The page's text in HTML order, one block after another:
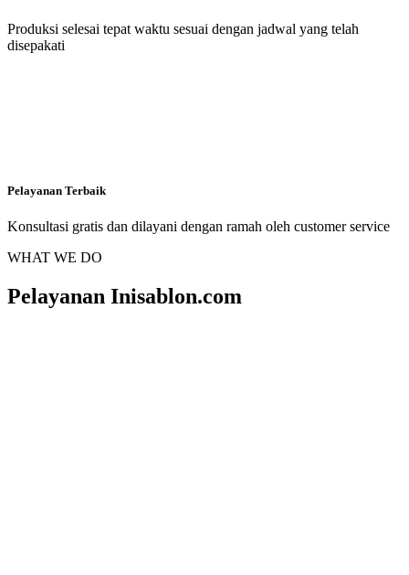
Produksi selesai tepat waktu sesuai dengan jadwal yang telah
disepakati
Pelayanan Terbaik
Konsultasi gratis dan dilayani dengan ramah oleh customer service
WHAT WE DO
Pelayanan Inisablon.com